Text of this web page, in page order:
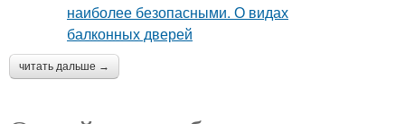
читать дальше →